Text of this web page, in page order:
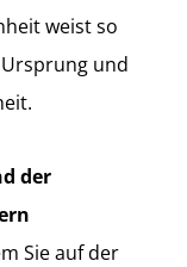
weist so
und
der
Sie auf der